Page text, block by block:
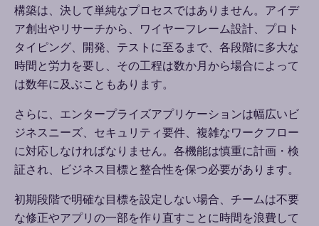
構築は、決して単純なプロセスではありません。アイデ
ア創出やリサーチから、ワイヤーフレーム設計、プロト
タイピング、開発、テストに至るまで、各段階に多大な
時間と労力を要し、その工程は数か月から場合によって
は数年に及ぶこともあります。
さらに、エンタープライズアプリケーションは幅広いビ
ジネスニーズ、セキュリティ要件、複雑なワークフロー
に対応しなければなりません。各機能は慎重に計画・検
証され、ビジネス目標と整合性を保つ必要があります。
初期段階で明確な目標を設定しない場合、チームは不要
な修正やアプリの一部を作り直すことに時間を浪費して